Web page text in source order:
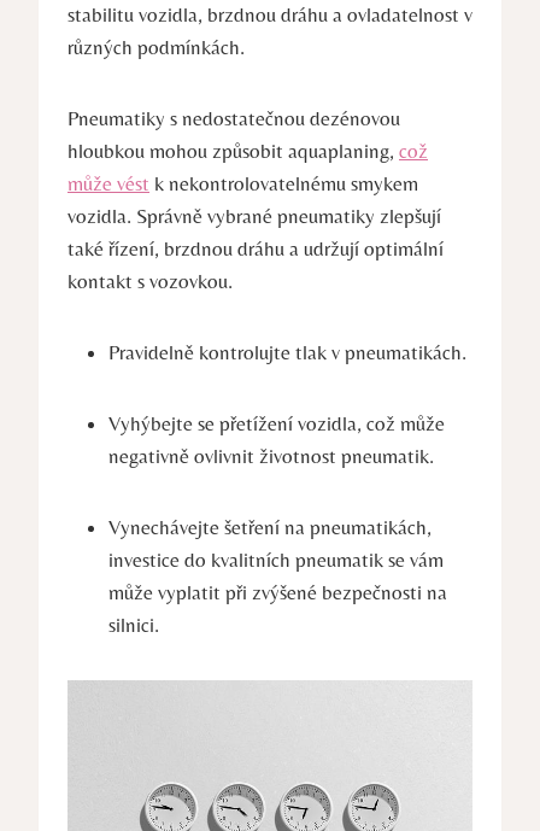
stabilitu vozidla, brzdnou dráhu a ovladatelnost v
různých podmínkách.
Pneumatiky s nedostatečnou dezénovou
hloubkou mohou způsobit aquaplaning, což
může vést k nekontrolovatelnému smykem
vozidla. Správně vybrané pneumatiky zlepšují
také řízení, brzdnou dráhu a udržují optimální
kontakt s vozovkou.
Pravidelně kontrolujte tlak v pneumatikách.
Vyhýbejte se přetížení vozidla, což může
negativně ovlivnit životnost pneumatik.
Vynechávejte šetření na pneumatikách,
investice do kvalitních pneumatik se vám
může vyplatit při zvýšené bezpečnosti na
silnici.